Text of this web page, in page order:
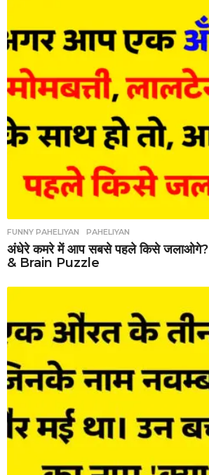
FUNNY PAHELIYAN ,PAHELIYAN
अंधेरे कमरे में आप सबसे पहले किसे
& Brain Puzzle